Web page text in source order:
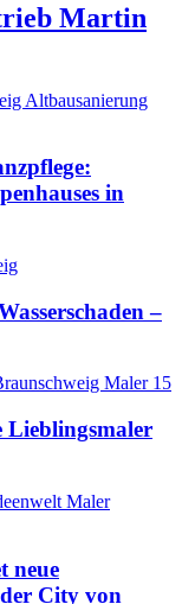
Martin
in
–
Lieblingsmaler
neue
City von